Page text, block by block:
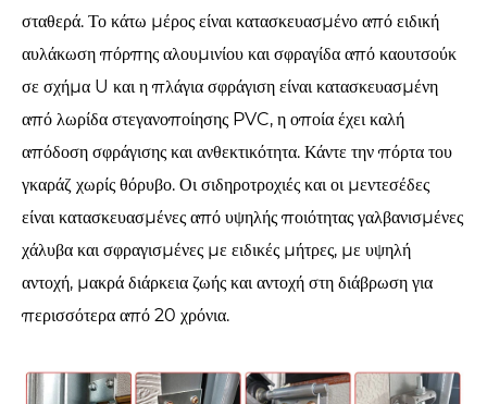
σταθερά. Το κάτω μέρος είναι κατασκευασμένο από ειδική
αυλάκωση πόρπης αλουμινίου και σφραγίδα από καουτσούκ
σε σχήμα U και η πλάγια σφράγιση είναι κατασκευασμένη
από λωρίδα στεγανοποίησης PVC, η οποία έχει καλή
απόδοση σφράγισης και ανθεκτικότητα. Κάντε την πόρτα του
γκαράζ χωρίς θόρυβο. Οι σιδηροτροχιές και οι μεντεσέδες
είναι κατασκευασμένες από υψηλής ποιότητας γαλβανισμένες
χάλυβα και σφραγισμένες με ειδικές μήτρες, με υψηλή
αντοχή, μακρά διάρκεια ζωής και αντοχή στη διάβρωση για
περισσότερα από 20 χρόνια.